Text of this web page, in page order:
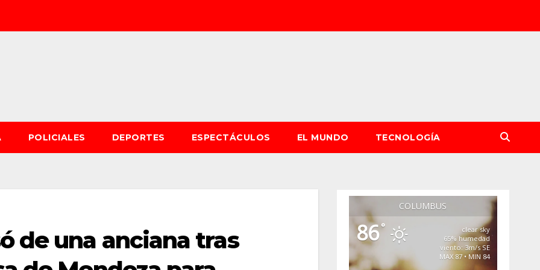
POLICIALES DEPORTES ESPECTÁCULOS EL MUNDO TECNOLOGÍA
de una anciana tras
COLUMBUS
86°
clear sky
65% humedad
viento: 3m/s SE
MAX 87 • MIN 84